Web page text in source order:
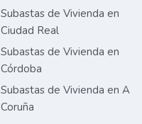
Subastas de Vivienda en
Ciudad Real
Subastas de Vivienda en
Córdoba
Subastas de Vivienda en A
Coruña